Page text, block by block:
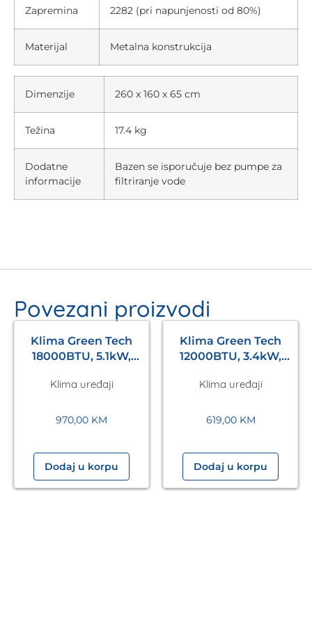
Zapremina 2282 (pri napunjenosti od 80%)
Materijal Metalna konstrukcija
Dimenzije 260 x 160 x 65 cm
Težina 17.4 kg
Dodatne
informacije
Bazen se isporučuje bez pumpe za
filtriranje vode
Povezani proizvodi
Klima Green Tech
18000BTU, 5.1kW,
53°C, WiFi, bijela
Klima uređaji
970,00 KM
Dodaj u korpu
Klima Green Tech
12000BTU, 3.4kW,
53°C, s grijačem,
Klima uređaji
619,00 KM
Dodaj u korpu